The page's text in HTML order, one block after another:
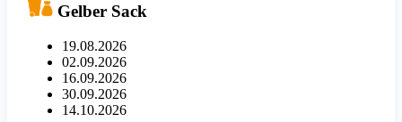
Gelber Sack
19.08.2026
02.09.2026
16.09.2026
30.09.2026
14.10.2026